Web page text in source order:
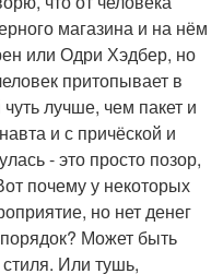
магазина и на нём
или Одри Хэдбер, но
притопывает в
лучше, чем пакет и
и с причёской и
- это просто позор,
почему у некоторых
но нет денег
Может быть
Или тушь,